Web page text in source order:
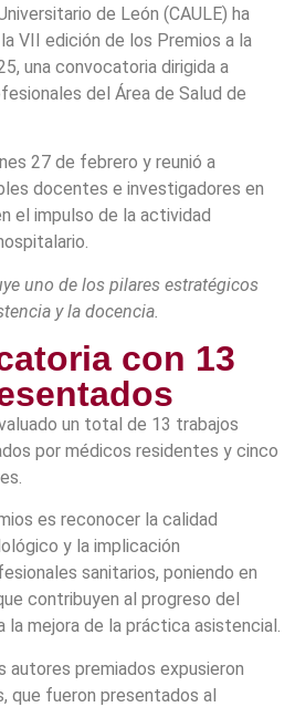
de León (CAULE) ha
VII edición de los Premios a la
una convocatoria dirigida a
del Área de Salud de
27 de febrero y reunió a
docentes e investigadores en
el impulso de la actividad
uno de los pilares estratégicos
y la docencia.
con 13
un total de 13 trabajos
por médicos residentes y cinco
es reconocer la calidad
y la implicación
sanitarios, poniendo en
contribuyen al progreso del
mejora de la práctica asistencial.
autores premiados expusieron
que fueron presentados al